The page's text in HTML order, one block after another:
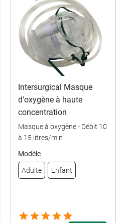
Intersurgical Masque
d'oxygène à haute
concentration
Masque à oxygène - Débit 10
à 15 litres/min
Modèle
Adulte Enfant